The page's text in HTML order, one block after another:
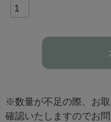
※数量が不足の際、お取
確認いたしますのでお問